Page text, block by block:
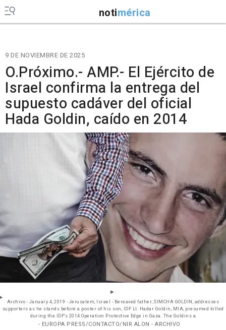
notimérica
9 DE NOVIEMBRE DE 2025
O.Próximo.- AMP.- El Ejército de
Israel confirma la entrega del
supuesto cadáver del oficial
Hada Goldin, caído en 2014
Archivo - January 4, 2019 - Jerusalem, Israel - Bereaved father, SIMCHA GOLDIN, addresses
supporters as he stands before a poster of his son, IDF Lt. Hadar Goldin, MIA, presumed killed
during the IDF's 2014 Operation Protective Edge in Gaza. The Goldins a
- EUROPA PRESS/CONTACTO/NIR ALON - ARCHIVO